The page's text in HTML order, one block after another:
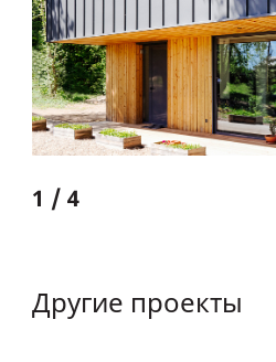
1 / 4
Другие проекты